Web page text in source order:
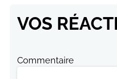
VOS
Commentaire